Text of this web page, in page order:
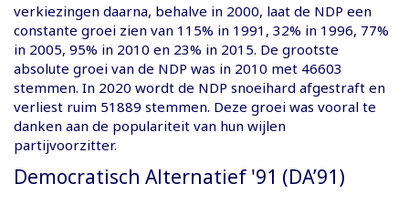
verkiezingen daarna, behalve in 2000, laat de NDP een
constante groei zien van 115% in 1991, 32% in 1996, 77%
in 2005, 95% in 2010 en 23% in 2015. De grootste
absolute groei van de NDP was in 2010 met 46603
stemmen. In 2020 wordt de NDP snoeihard afgestraft en
verliest ruim 51889 stemmen. Deze groei was vooral te
danken aan de populariteit van hun wijlen
partijvoorzitter.
Democratisch Alternatief '91 (DA’91)